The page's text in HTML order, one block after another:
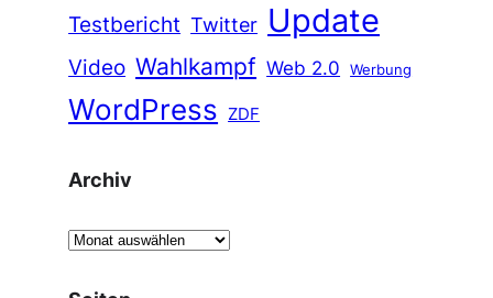
Testbericht Twitter Update
Video Wahlkampf Web 2.0 Werbung
WordPress ZDF
Archiv
A
c